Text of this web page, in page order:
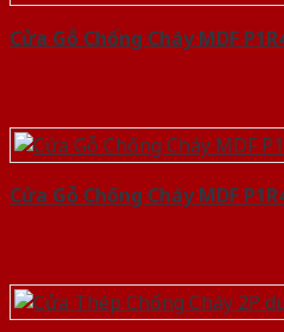
Cửa Gỗ Chống Cháy MDF
Cửa Gỗ Chống Cháy MDF